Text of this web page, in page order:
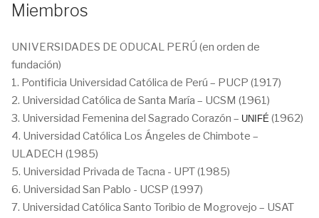
Miembros
UNIVERSIDADES DE ODUCAL PERÚ (en orden de
fundación)
1. Pontificia Universidad Católica de Perú – PUCP (1917)
2. Universidad Católica de Santa María – UCSM (1961)
3. Universidad Femenina del Sagrado Corazón – UNIFÉ (1962)
4. Universidad Católica Los Ángeles de Chimbote –
ULADECH (1985)
5. Universidad Privada de Tacna - UPT (1985)
6. Universidad San Pablo - UCSP (1997)
7. Universidad Católica Santo Toribio de Mogrovejo – USAT